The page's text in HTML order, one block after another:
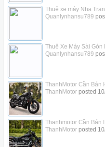
Thuê xe máy Nha
Quanlynhansu789
Thuê Xe Máy Sài
Quanlynhansu789
ThanhMotor Cần Bán
ThanhMotorposted
Thanhmotor Cần Bán
ThanhMotorposted